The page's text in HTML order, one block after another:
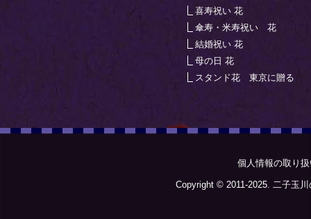
喜寿祝い 花
傘寿・米寿祝い 花
結婚祝い 花
母の日 花
スタンド花 東京に贈る
個人情報の取り
Copyright © 2011-2025. 二子玉